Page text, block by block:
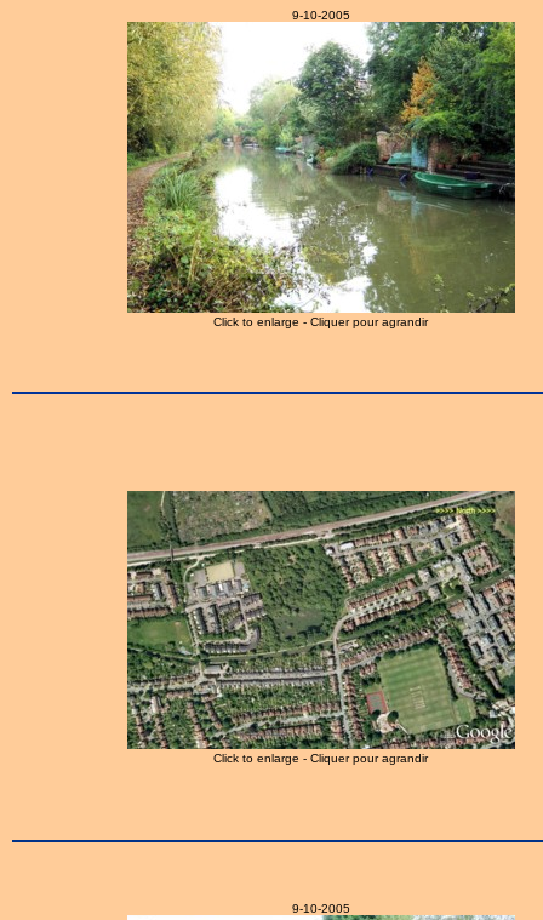
9-10-2005
Click to enlarge - Cliquer pour agrandir
Click to enlarge - Cliquer pour agrandir
9-10-2005